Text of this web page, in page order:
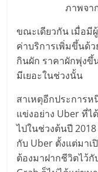
รน
ไชส์
ขาย
หน้า
ภาพจา
ขณะเดียวกัน เมื่อมี
ค่าบริการเพิ่มขึ้นด้
กินผัก ราคาผักพุ่งขึ้
มีเยอะในช่วงนั้น
สาเหตุอีกประการ
แข่งอย่าง Uber ที่ไ
ไปในช่วงต้นปี
กับ Uber ตั้งแต่มาเ
ต้องมาฝากชีวิตไว้